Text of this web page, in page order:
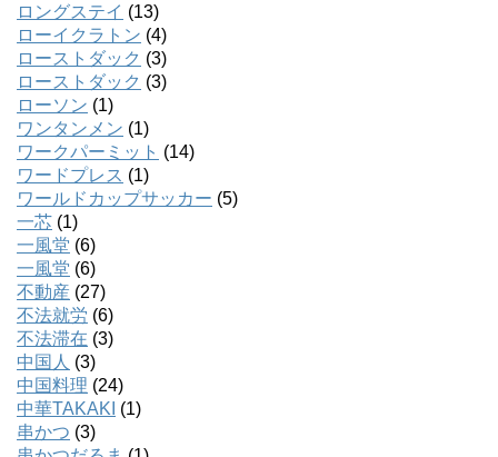
ロングステイ (13)
ローイクラトン (4)
ローストダック (3)
ローストダック (3)
ローソン (1)
ワンタンメン (1)
ワークパーミット (14)
ワードプレス (1)
ワールドカップサッカー (5)
一芯 (1)
一風堂 (6)
一風堂 (6)
不動産 (27)
不法就労 (6)
不法滞在 (3)
中国人 (3)
中国料理 (24)
中華TAKAKI (1)
串かつ (3)